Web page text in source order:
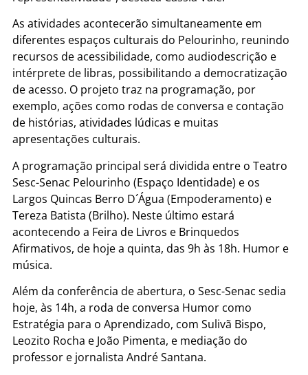
As atividades acontecerão simultaneamente em
diferentes espaços culturais do Pelourinho, reunindo
recursos de acessibilidade, como audiodescrição e
intérprete de libras, possibilitando a democratização
de acesso. O projeto traz na programação, por
exemplo, ações como rodas de conversa e contação
de histórias, atividades lúdicas e muitas
apresentações culturais.
A programação principal será dividida entre o Teatro
Sesc-Senac Pelourinho (Espaço Identidade) e os
Largos Quincas Berro D´Água (Empoderamento) e
Tereza Batista (Brilho). Neste último estará
acontecendo a Feira de Livros e Brinquedos
Afirmativos, de hoje a quinta, das 9h às 18h. Humor e
música.
Além da conferência de abertura, o Sesc-Senac sedia
hoje, às 14h, a roda de conversa Humor como
Estratégia para o Aprendizado, com Sulivã Bispo,
Leozito Rocha e João Pimenta, e mediação do
professor e jornalista André Santana.